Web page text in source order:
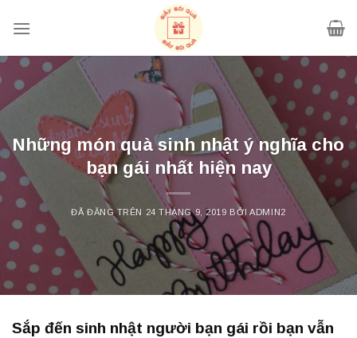
đến
dung
Những món quà sinh nhật ý nghĩa cho
bạn gái nhất hiện nay
ĐÃ ĐĂNG TRÊN 24 THÁNG 9, 2019 BỞIADMIN2
Sắp đến sinh nhật người bạn gái rồi bạn vẫn